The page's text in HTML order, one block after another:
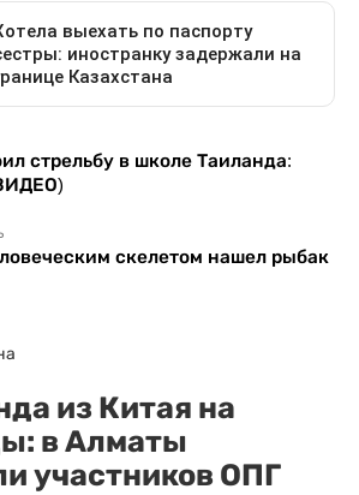
стрельбу в школе Таиланда:
скелетом нашел рыбак
из Китая на
в Алматы
участников ОПГ